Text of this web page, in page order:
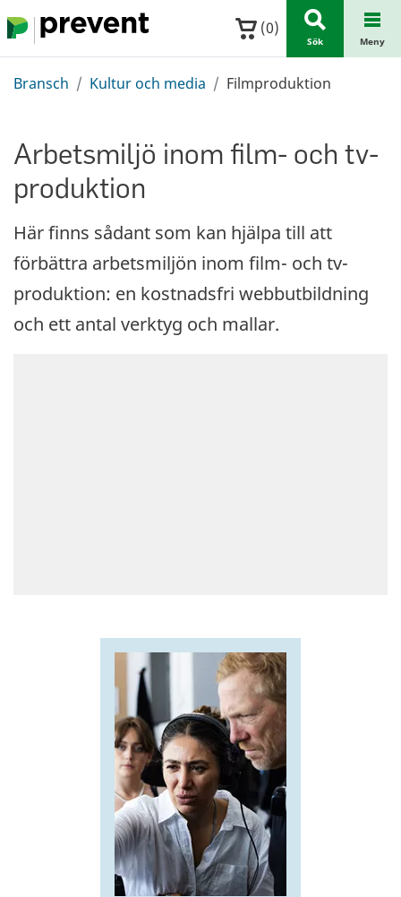
Hoppa till huvudinnehållet (0)
Sök Meny
Bransch Kultur och media Filmproduktion
Arbetsmiljö inom film- och tv-
produktion
Här finns sådant som kan hjälpa till att
förbättra arbetsmiljön inom film- och tv-
produktion: en kostnadsfri webbutbildning
och ett antal verktyg och mallar.